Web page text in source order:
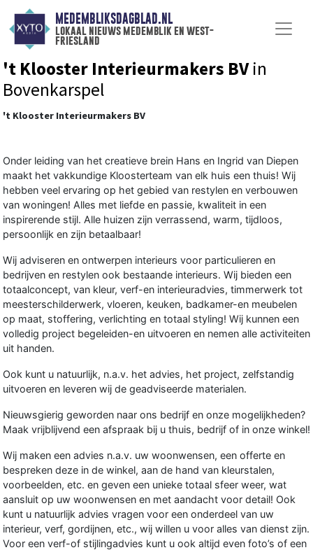
MEDEMBLIKSDAGBLAD.NL
lokaal nieuws medemblik en west-
friesland
't Klooster Interieurmakers BVin
Bovenkarspel
't Klooster Interieurmakers BV
Onder leiding van het creatieve brein Hans en Ingrid van Diepen
maakt het vakkundige Kloosterteam van elk huis een thuis! Wij
hebben veel ervaring op het gebied van restylen en verbouwen
van woningen! Alles met liefde en passie, kwaliteit in een
inspirerende stijl. Alle huizen zijn verrassend, warm, tijdloos,
persoonlijk en zijn betaalbaar!
Wij adviseren en ontwerpen interieurs voor particulieren en
bedrijven en restylen ook bestaande interieurs. Wij bieden een
totaalconcept, van kleur, verf-en interieuradvies, timmerwerk tot
meesterschilderwerk, vloeren, keuken, badkamer-en meubelen
op maat, stoffering, verlichting en totaal styling! Wij kunnen een
volledig project begeleiden-en uitvoeren en nemen alle activiteiten
uit handen.
Ook kunt u natuurlijk, n.a.v. het advies, het project, zelfstandig
uitvoeren en leveren wij de geadviseerde materialen.
Nieuwsgierig geworden naar ons bedrijf en onze mogelijkheden?
Maak vrijblijvend een afspraak bij u thuis, bedrijf of in onze winkel!
Wij maken een advies n.a.v. uw woonwensen, een offerte en
bespreken deze in de winkel, aan de hand van kleurstalen,
voorbeelden, etc. en geven een unieke totaal sfeer weer, wat
aansluit op uw woonwensen en met aandacht voor detail! Ook
kunt u natuurlijk advies vragen voor een onderdeel van uw
interieur, verf, gordijnen, etc., wij willen u voor alles van dienst zijn.
Voor een verf-of stijlingadvies kunt u ook altijd even foto’s of een